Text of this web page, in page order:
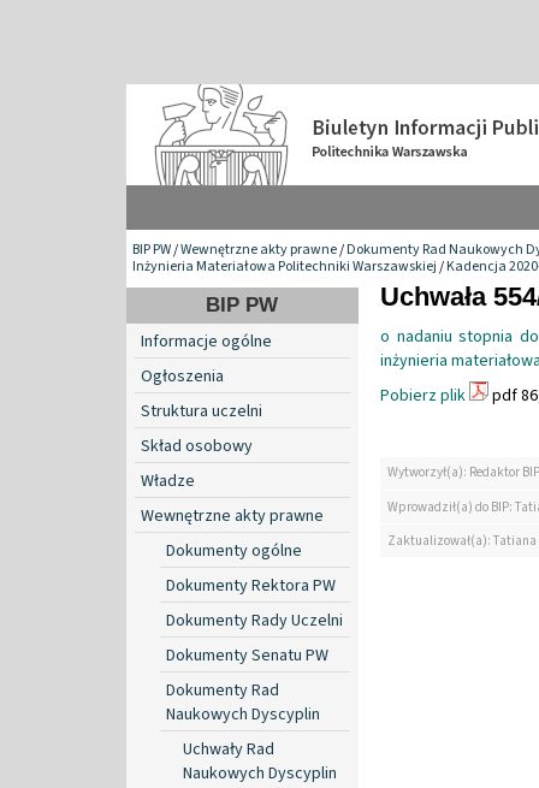
BIP PW/Wewnętrzne akty prawne/Dokumenty Rad Naukowych
Inżynieria Materiałowa Politechniki Warszawskiej/Kadencja
BIP PW
Informacje ogólne
Ogłoszenia
Struktura uczelni
Skład osobowy
Władze
Wewnętrzne akty prawne
Dokumenty ogólne
Dokumenty Rektora PW
Dokumenty Rady Uczelni
Dokumenty Senatu PW
Dokumenty Rad
Naukowych Dyscyplin
Uchwały Rad
Naukowych Dyscyplin
Uchwała
o nadaniu stopnia
inżynieria
Pobierz plik
pdf
Wytworzył(a): Redaktor BIP
Wprowadził(a) do BIP:
Zaktualizował(a):